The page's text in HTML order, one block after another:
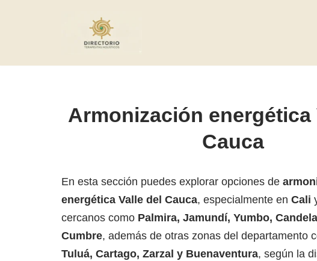
Armonización energética
Cauca
En esta sección puedes explorar opciones de
energética Valle del Cauca, especialmente en Cali
cercanos como Palmira, Jamundí, Yumbo,
Cumbre, además de otras zonas del departamento
Tuluá, Cartago, Zarzal y Buenaventura, según la